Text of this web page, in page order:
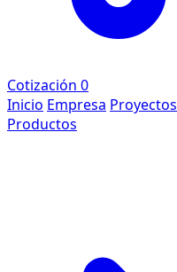
Cotización 0
Inicio Empresa Proyectos
Productos